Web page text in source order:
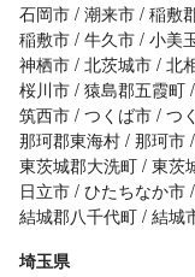
石岡市 潮来市 稲敷
稲敷市 牛久市 小美
神栖市 北茨城市 北
桜川市 猿島郡五霞町
筑西市 つくば市 つ
那珂郡東海村 那珂市
東茨城郡大洗町 東茨
日立市 ひたちなか市
結城郡八千代町 結城
埼玉県